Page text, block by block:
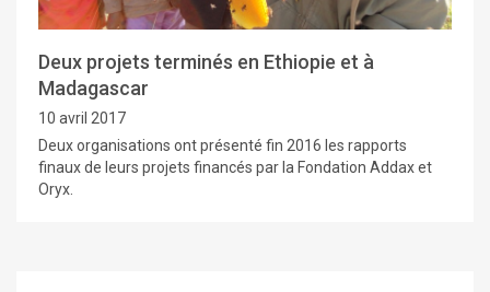
Deux projets terminés en Ethiopie et à
Madagascar
10 avril 2017
Deux organisations ont présenté fin 2016 les rapports
finaux de leurs projets financés par la Fondation Addax et
Oryx.